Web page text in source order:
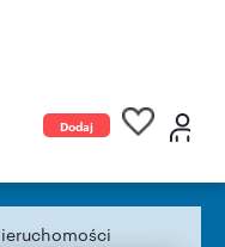
Dodaj